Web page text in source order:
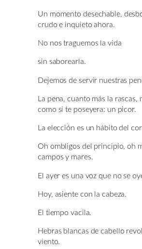
Un momento desechable,
crudo e inquieto ahora.
No nos traguemos la vida
sin saborearla.
Dejemos de servir nuestras
La pena, cuanto más la rascas,
como si te poseyera: un picor.
La elección es un hábito del
Oh ombligos del principio, oh
campos y mares.
El ayer es una voz que no se
Hoy, asiente con la cabeza.
El tiempo vacila.
Hebras blancas de cabello
viento.